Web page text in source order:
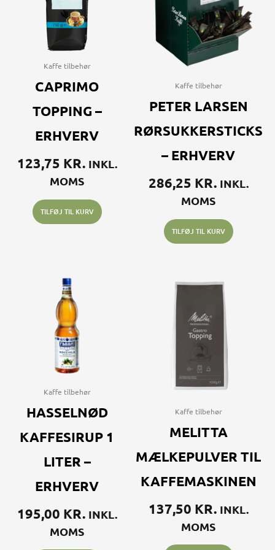
Kaffe tilbehør
CAPRIMO
TOPPING –
ERHVERV
123,75 KR. INKL.
MOMS
TILFØJ TIL KURV
Kaffe tilbehør
PETER LARSEN
RØRSUKKERSTICKS
– ERHVERV
286,25 KR. INKL.
MOMS
TILFØJ TIL KURV
Kaffe tilbehør
HASSELNØD
KAFFESIRUP 1
LITER –
ERHVERV
195,00 KR. INKL.
MOMS
Kaffe tilbehør
MELITTA
MÆLKEPULVER TIL
KAFFEMASKINEN
137,50 KR. INKL.
MOMS